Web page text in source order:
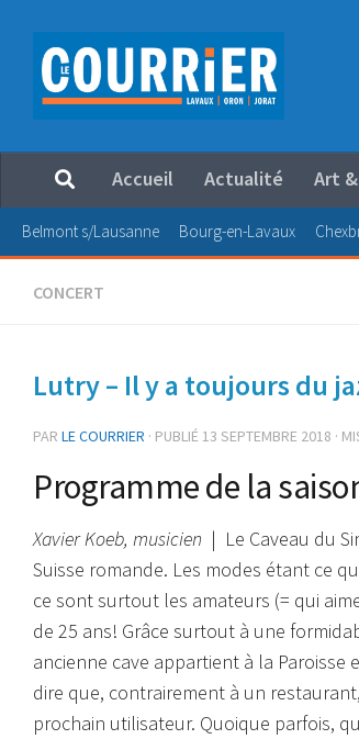
Au dessous du contenu
Accueil Actualité Art
Belmont s/Lausanne Bourg-en-Lavaux
CONCERT
Lutry – Il y a toujours du
PAR LE COURRIER · PUBLIÉ 13 SEPTEMBRE 2018 ·
Programme de la
Xavier Koeb, musicien | Le Caveau du
Suisse romande. Les modes étant ce
ce sont surtout les amateurs (= qui
de 25 ans! Grâce surtout à une
ancienne cave appartient à la
dire que, contrairement à un
prochain utilisateur. Quoique parfois,